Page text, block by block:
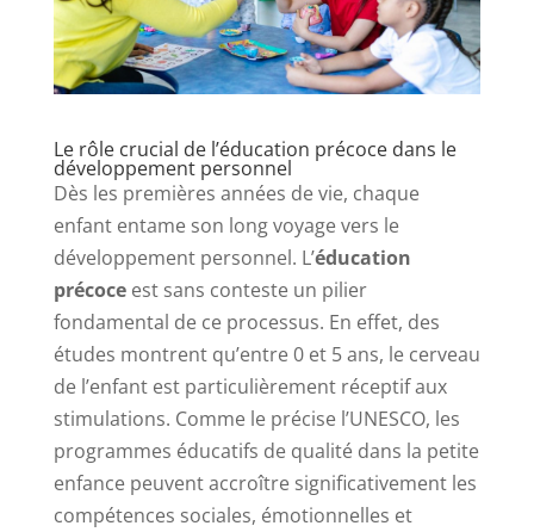
Le rôle crucial de l’éducation précoce dans le
développement personnel
Dès les premières années de vie, chaque
enfant entame son long voyage vers le
développement personnel. L’éducation
précoceest sans conteste un pilier
fondamental de ce processus. En effet, des
études montrent qu’entre 0 et 5 ans, le cerveau
de l’enfant est particulièrement réceptif aux
stimulations. Comme le précise l’UNESCO, les
programmes éducatifs de qualité dans la petite
enfance peuvent accroître significativement les
compétences sociales, émotionnelles et